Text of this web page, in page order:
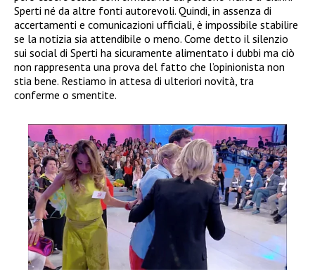
Sperti né da altre fonti autorevoli. Quindi, in assenza di
accertamenti e comunicazioni ufficiali, è impossibile stabilire
se la notizia sia attendibile o meno. Come detto il silenzio
sui social di Sperti ha sicuramente alimentato i dubbi ma ciò
non rappresenta una prova del fatto che l’opinionista non
stia bene. Restiamo in attesa di ulteriori novità, tra
conferme o smentite.